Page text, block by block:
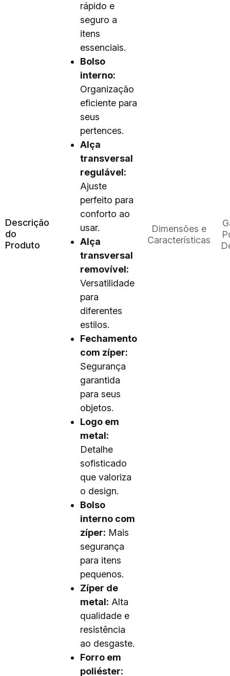
Descrição
do
Produto
rápido e
seguro a
itens
essenciais.
Bolso
interno:
Organização
eficiente para
seus
pertences.
Alça
transversal
regulável:
Ajuste
perfeito para
conforto ao
usar.
Alça
transversal
removível:
Versatilidade
para
diferentes
estilos.
Fechamento
com zíper:
Segurança
garantida
para seus
objetos.
Logo em
metal:
Detalhe
sofisticado
que valoriza
o design.
Bolso
interno com
zíper: Mais
segurança
para itens
pequenos.
Zíper de
metal: Alta
qualidade e
resistência
ao desgaste.
Forro em
poliéster:
Dimensões e
Características